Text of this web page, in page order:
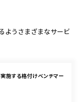
ようさまざまなサービ
実施する格付けベンチマー